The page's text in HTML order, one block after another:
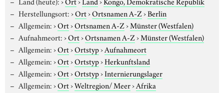
Herstellungsort:›Ort›Ortsnamen A-Z›Berlin
Allgemein:›Ort›Ortsnamen A-Z›Münster (Westfalen)
Aufnahmeort:›Ort›Ortsnamen A-Z›Münster (Westfalen)
Allgemein:›Ort›Ortstyp›Aufnahmeort
Allgemein:›Ort›Ortstyp›Herkunftsland
Allgemein:›Ort›Ortstyp›Internierungslager
Allgemein:›Ort›Weltregion/ Meer›Afrika